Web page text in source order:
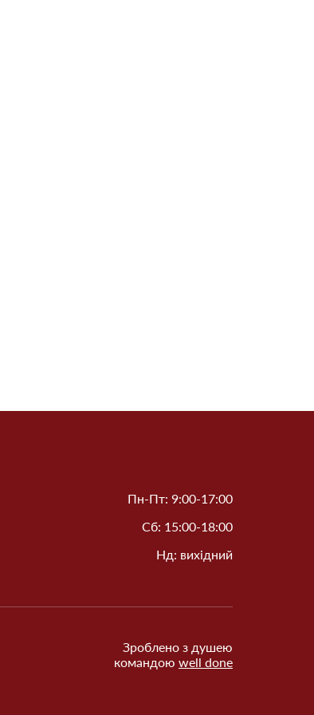
Пн-Пт: 9:00-17:00
Сб: 15:00-18:00
Нд: вихідний
Зроблено з душею
командою well done